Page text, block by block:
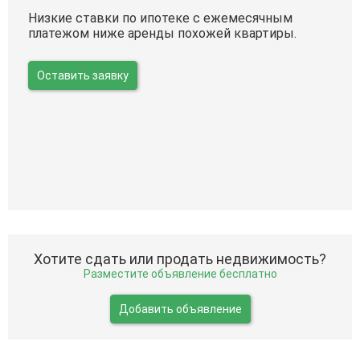
Низкие ставки по ипотеке с ежемесячным
платежом ниже аренды похожей квартиры.
Оставить заявку
Хотите сдать или продать недвижимость?
Разместите объявление бесплатно
Добавить объявление